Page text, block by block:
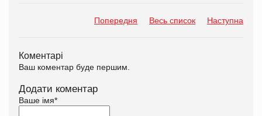
Попередня Весь список Наступна
Коментарі
Ваш коментар буде першим.
Додати коментар
Ваше імя*